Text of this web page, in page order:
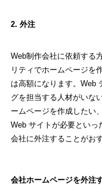
2. 外注
Web制作会社に依頼する
リティでホームページを
は高額になります。 Web
グを担当する人材がいな
ームページを作成したい
Web サイトが必要といっ
会社に外注することがお
会社ホームページを外注